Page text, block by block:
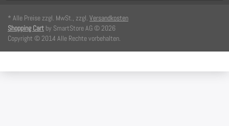
* Alle Preise zzgl. MwSt., zzgl. Versandkosten
Shopping Cart by SmartStore AG © 2026
Copyright © 2014 Alle Rechte vorbehalten.